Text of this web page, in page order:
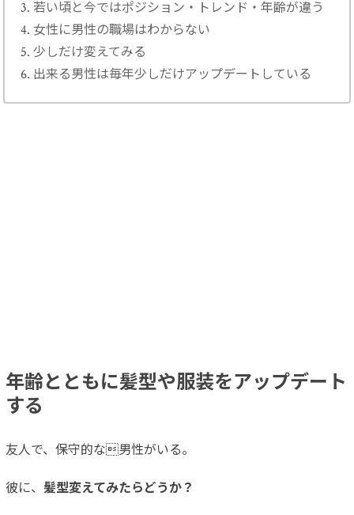
若い頃と今ではポジション・トレンド・年齢が違う
女性に男性の職場はわからない
少しだけ変えてみる
出来る男性は毎年少しだけアップデートしている
年齢とともに髪型や服装をアップデート
する
友人で、保守的な男性がいる。
彼に、髪型変えてみたらどうか？